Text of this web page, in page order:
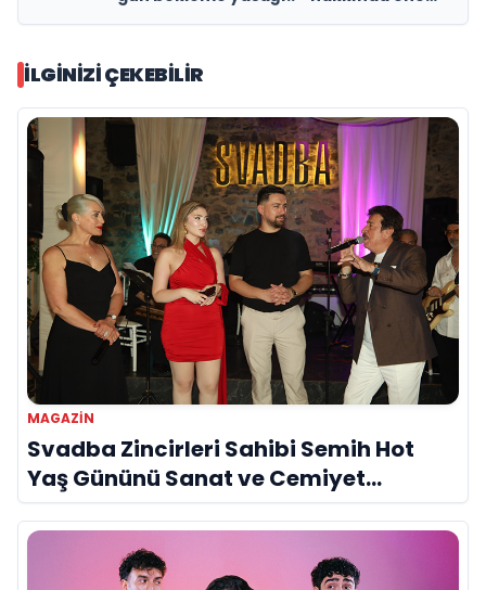
İLGINIZI ÇEKEBILIR
MAGAZIN
Svadba Zincirleri Sahibi Semih Hot
Yaş Gününü Sanat ve Cemiyet
Dünyasının Ünlü İsimleriyle Kutladı!